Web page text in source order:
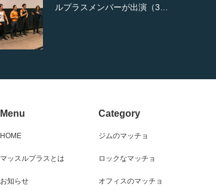
てマッスルプ…
Menu
HOME
マッスルプラスとは
お知らせ
Category
ジムのマッチョ
ロックなマッチョ
オフィスのマッチョ